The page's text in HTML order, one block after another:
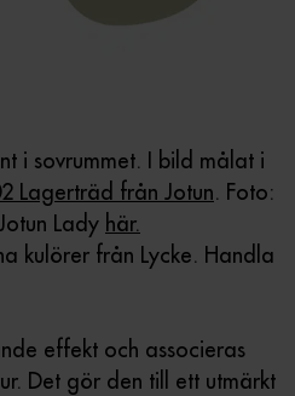
i sovrummet. I bild målat i
Lagerträd från Jotun. Foto:
Lady här.
kulörer från Lycke. Handla
effekt och associeras
Det gör den till ett utmärkt